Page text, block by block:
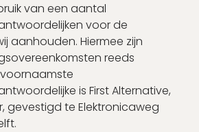
van een aantal
voor de
aanhouden. Hiermee zijn
reeds
is First Alternative,
gevestigd te Elektronicaweg